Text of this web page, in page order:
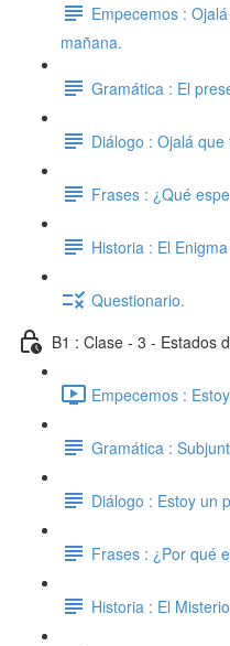
Empecemos :
mañana.
Gramática : El
Diálogo : Ojalá
Frases : ¿Qué
Historia : El
Questionario.
B1 : Clase - 3 - Estados
Empecemos :
Gramática :
Diálogo : Estoy un
Frases : ¿Por qué
Historia : El